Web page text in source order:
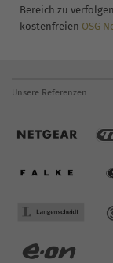
Bereich zu
kostenfreien OSG
Unsere Referenzen